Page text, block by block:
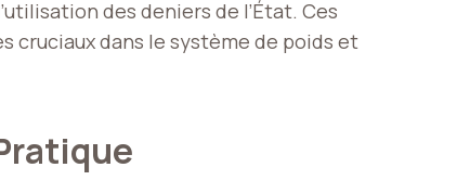
des deniers de l’État. Ces
cruciaux dans le système de poids et